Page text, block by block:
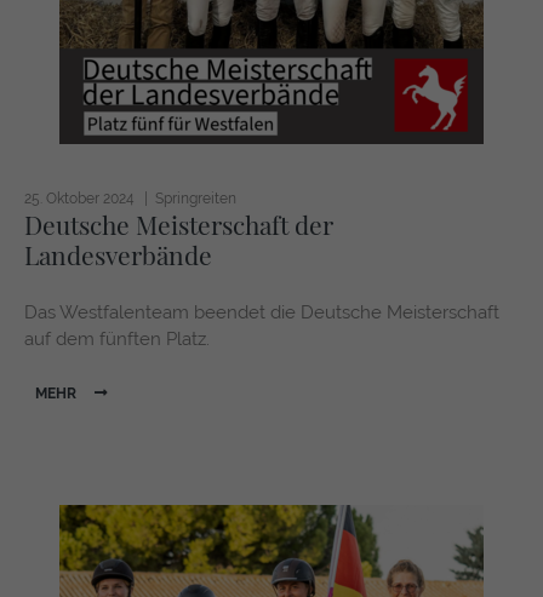
25. Oktober 2024 Springreiten
Deutsche Meisterschaft der
Landesverbände
Das Westfalenteam beendet die Deutsche Meisterschaft
auf dem fünften Platz.
MEHR
https://policies.google.com/privacy